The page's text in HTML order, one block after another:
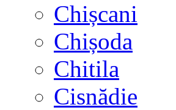
Chișcani
Chișoda
Chitila
Cisnădie